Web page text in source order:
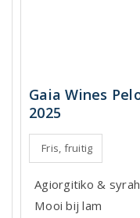
Gaia Wines
2025
Fris, fruitig
Agiorgitiko & syrah
Mooi bij lam